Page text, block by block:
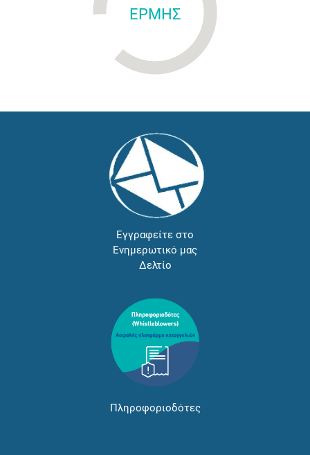
ΕΡΜΗΣ
Εγγραφείτε στο
Ενημερωτικό μας
Δελτίο
Πληροφοριοδότες